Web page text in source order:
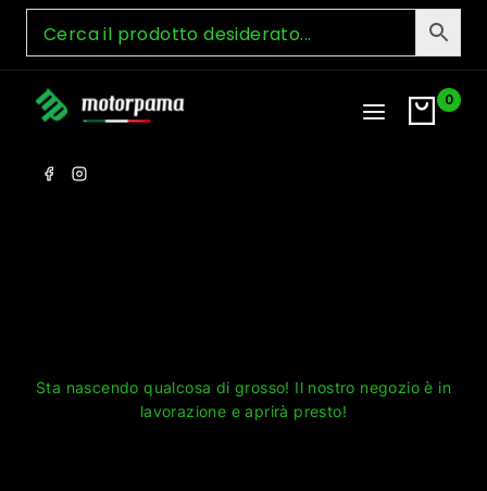
Skip
content
0
Sta nascendo qualcosa di grosso! Il nostro negozio è in
lavorazione e aprirà presto!